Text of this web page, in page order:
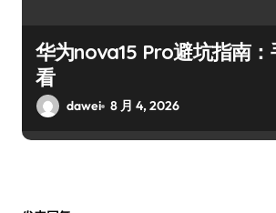
华为nova15 Pro避坑指南
看
dawei 8 月 4, 2026